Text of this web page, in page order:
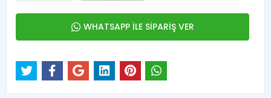
WHATSAPP İLE SİPARİŞ VER